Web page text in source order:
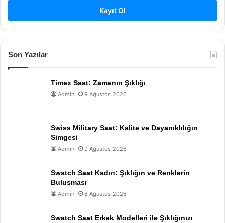
Kayıt Ol
Son Yazılar
Timex Saat: Zamanın Şıklığı
Admin 9 Ağustos 2026
Swiss Military Saat: Kalite ve Dayanıklılığın
Simgesi
Admin 9 Ağustos 2026
Swatch Saat Kadın: Şıklığın ve Renklerin
Buluşması
Admin 8 Ağustos 2026
Swatch Saat Erkek Modelleri ile Şıklığınızı